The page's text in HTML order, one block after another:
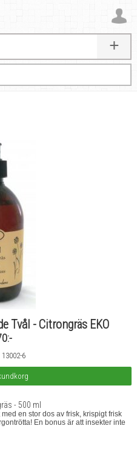
+
Tvål - Citrongräs EKO
6
- 500 ml
en stor dos av frisk, krispigt frisk
En bonus är att insekter inte